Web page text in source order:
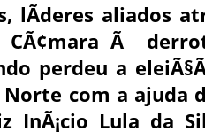
lÃ­deres aliados
CÃ¢mara Ã
perdeu a
Norte com a ajuda
InÃ¡cio Lula da